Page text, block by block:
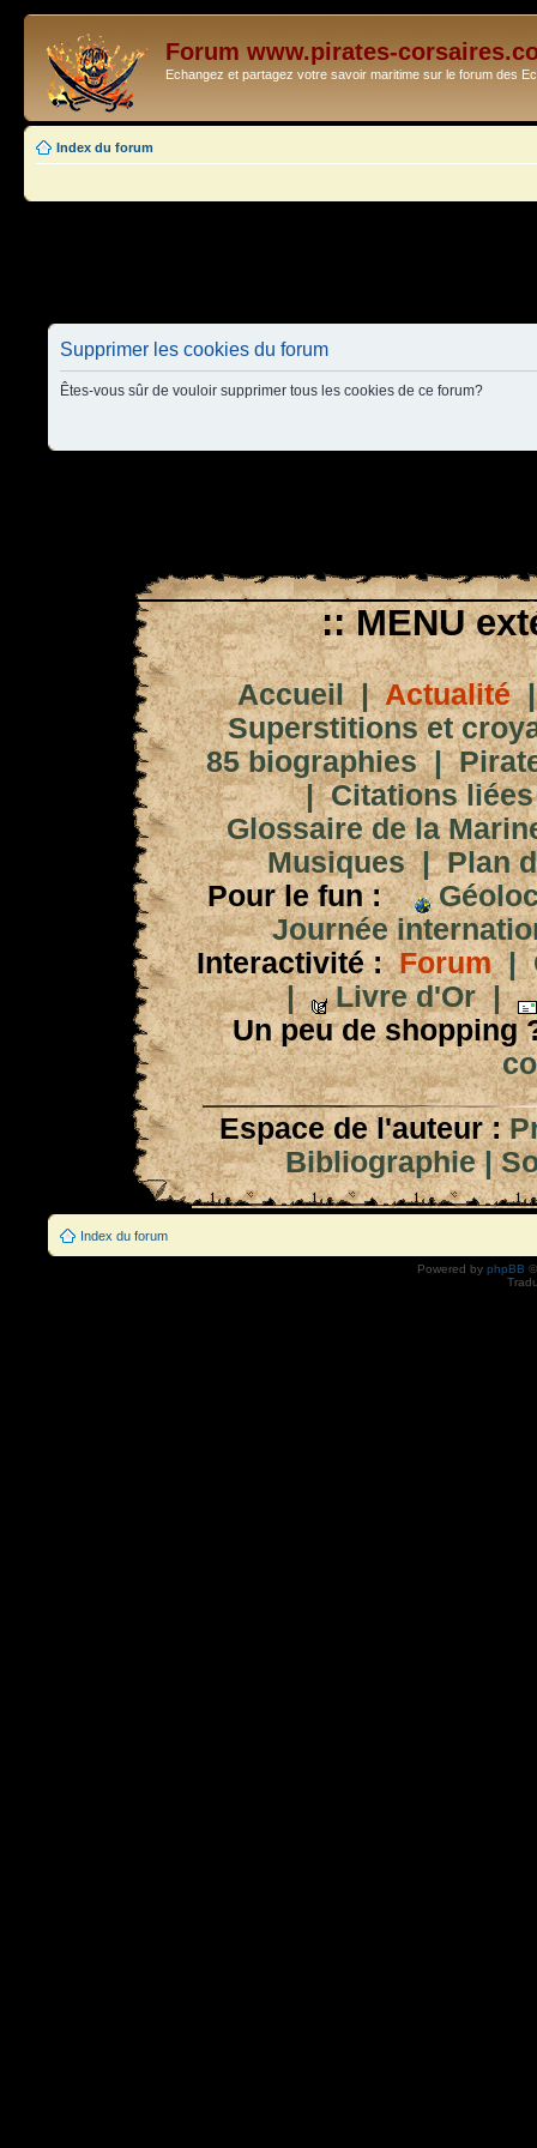
Forum www.pirates-
Echangez et partagez votre savoir maritime sur le forum des
Index du forum
Supprimer les cookies du forum
Êtes-vous sûr de vouloir supprimer tous les cookies de ce forum?
:: MENU
Accueil|Actualité
Superstitions et
85 biographies|
|Citations
Glossaire de la
Musiques|Plan
Pour le fun :
Journée
Interactivité : Forum|
|
Livre d'Or|
Un peu de shopping
Espace de l'auteur :
Bibliographie|
Index du forum
Powered by phpBB